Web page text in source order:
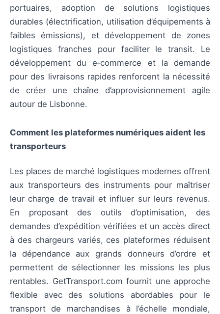
portuaires, adoption de solutions logistiques
durables (électrification, utilisation d’équipements à
faibles émissions), et développement de zones
logistiques franches pour faciliter le transit. Le
développement du e‑commerce et la demande
pour des livraisons rapides renforcent la nécessité
de créer une chaîne d’approvisionnement agile
autour de Lisbonne.
Comment les plateformes numériques aident les
transporteurs
Les places de marché logistiques modernes offrent
aux transporteurs des instruments pour maîtriser
leur charge de travail et influer sur leurs revenus.
En proposant des outils d’optimisation, des
demandes d’expédition vérifiées et un accès direct
à des chargeurs variés, ces plateformes réduisent
la dépendance aux grands donneurs d’ordre et
permettent de sélectionner les missions les plus
rentables. GetTransport.com fournit une approche
flexible avec des solutions abordables pour le
transport de marchandises à l’échelle mondiale,